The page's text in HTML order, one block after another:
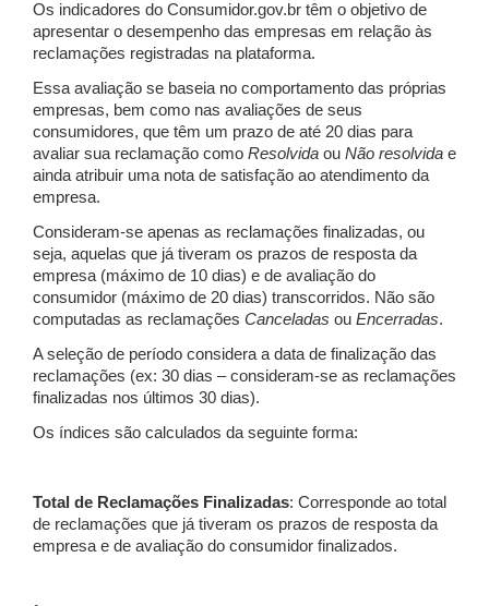
Os indicadores do Consumidor.gov.br têm o objetivo de
apresentar o desempenho das empresas em relação às
reclamações registradas na plataforma.
Essa avaliação se baseia no comportamento das próprias
empresas, bem como nas avaliações de seus
consumidores, que têm um prazo de até 20 dias para
avaliar sua reclamação como Resolvida ou Não resolvida e
ainda atribuir uma nota de satisfação ao atendimento da
empresa.
Consideram-se apenas as reclamações finalizadas, ou
seja, aquelas que já tiveram os prazos de resposta da
empresa (máximo de 10 dias) e de avaliação do
consumidor (máximo de 20 dias) transcorridos. Não são
computadas as reclamações Canceladas ou Encerradas.
A seleção de período considera a data de finalização das
reclamações (ex: 30 dias – consideram-se as reclamações
finalizadas nos últimos 30 dias).
Os índices são calculados da seguinte forma:
Total de Reclamações Finalizadas: Corresponde ao total
de reclamações que já tiveram os prazos de resposta da
empresa e de avaliação do consumidor finalizados.